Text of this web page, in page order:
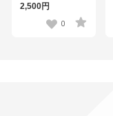
女学院スクールアイ
ラボ第三弾 ぽけっこ
（ぬいぐるみマスコ
2,500円
0